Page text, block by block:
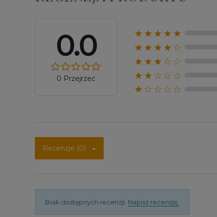
0.0
0 Przejrzeć
★★★★★
★★★★☆
★★★☆☆
★★☆☆☆
★☆☆☆☆
Recenzje (0)
Brak dostępnych recenzji. Napisz recenzję.